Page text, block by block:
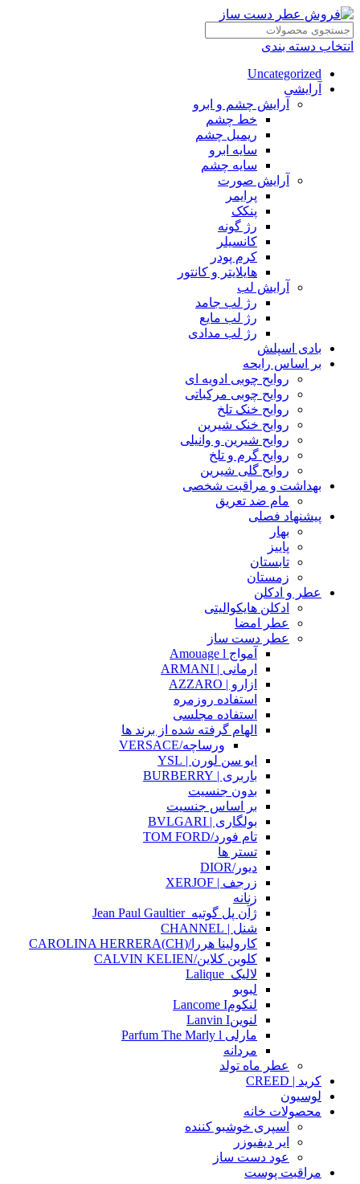
انتخاب دسته بندی
Uncategorized
آرایشی
آرایش چشم و ابرو
خط چشم
ریمیل چشم
سایه ابرو
سایه چشم
آرایش صورت
پرایمر
پنکک
رژ گونه
کانسیلر
کرم پودر
هایلایتر و کانتور
آرایش لب
رژ لب جامد
رژ لب مایع
رژ لب مدادی
بادی اسپلش
بر اساس رایحه
روایح چوبی ادویه ای
روایح چوبی مرکباتی
روایح خنک تلخ
روایح خنک شیرین
روایح شیرین و وانیلی
روایح گرم و تلخ
روایح گلی شیرین
بهداشت و مراقبت شخصی
مام ضد تعریق
پیشنهاد فصلی
بهار
پاییز
تابستان
زمستان
عطر و ادکلن
ادکلن هایکوالیتی
عطر امضا
عطر دست ساز
آمواج Amouage l
ارمانی | ARMANI
ازارو | AZZARO
استفاده روزمره
استفاده مجلسی
الهام گرفته شده از برند ها
ورساچه/VERSACE
ایو سن لورن | YSL
باربری | BURBERRY
بدون جنسیت
بر اساس جنسیت
بولگاری | BVLGARI
تام فورد/TOM FORD
تستر ها
دیور/DIOR
زرجف | XERJOF
زنانه
ژآن پل گوتیه_Jean Paul Gaultier
شنل | CHANNEL
کارولینا هررا/(CH)CAROLINA HERRERA
کلوین کلاین/CALVIN KELIEN
لالیک_Lalique
لبوبو
لنکومLancome I
لنوینLanvin I
مارلی Parfum The Marly l
مردانه
عطر ماه تولد
کرید | CREED
لوسیون
محصولات خانه
اسپری خوشبو کننده
ایر دیفیوزر
عود دست ساز
مراقبت پوست